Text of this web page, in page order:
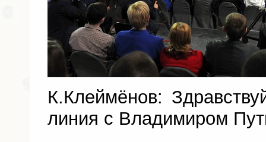
К.Клеймёнов:
линия с Владимиром